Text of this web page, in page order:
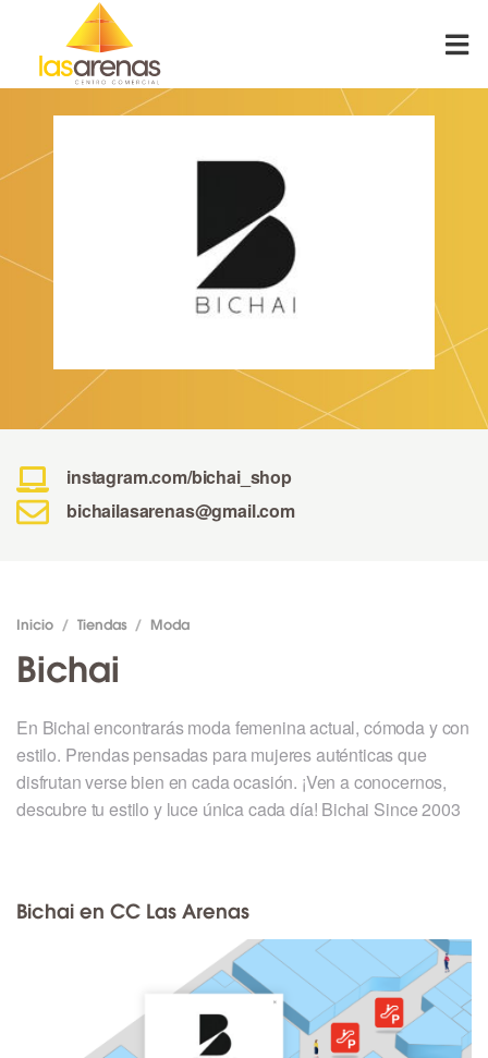
content
instagram.com/bichai_shop
bichailasarenas@gmail.com
Inicio / Tiendas / Moda
Bichai
En Bichai encontrarás moda femenina actual, cómoda y con
estilo. Prendas pensadas para mujeres auténticas que
disfrutan verse bien en cada ocasión. ¡Ven a conocernos,
descubre tu estilo y luce única cada día! Bichai Since 2003
Bichai en CC Las Arenas